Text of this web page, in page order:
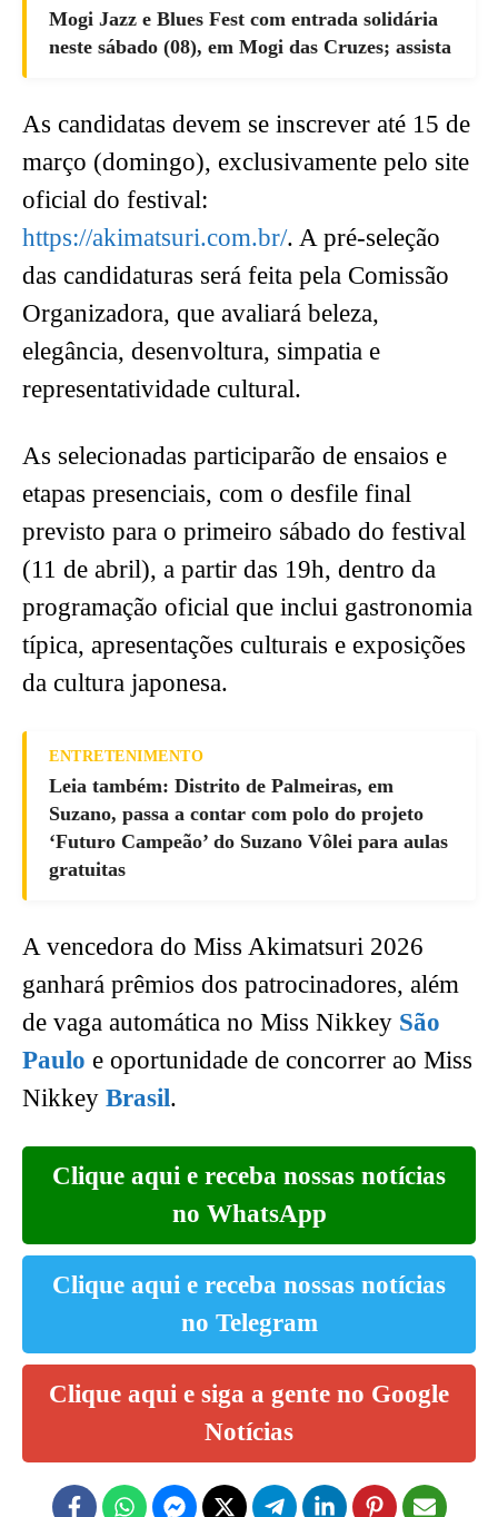
Mogi Jazz e Blues Fest com entrada solidária
neste sábado (08), em Mogi das Cruzes; assista
As candidatas devem se inscrever até 15 de
março (domingo), exclusivamente pelo site
oficial do festival:
https://akimatsuri.com.br/. A pré-seleção
das candidaturas será feita pela Comissão
Organizadora, que avaliará beleza,
elegância, desenvoltura, simpatia e
representatividade cultural.
As selecionadas participarão de ensaios e
etapas presenciais, com o desfile final
previsto para o primeiro sábado do festival
(11 de abril), a partir das 19h, dentro da
programação oficial que inclui gastronomia
típica, apresentações culturais e exposições
da cultura japonesa.
ENTRETENIMENTO
Leia também: Distrito de Palmeiras, em
Suzano, passa a contar com polo do projeto
‘Futuro Campeão’ do Suzano Vôlei para aulas
gratuitas
A vencedora do Miss Akimatsuri 2026
ganhará prêmios dos patrocinadores, além
de vaga automática no Miss Nikkey São
Paulo e oportunidade de concorrer ao Miss
Nikkey Brasil.
Clique aqui e receba nossas notícias
no WhatsApp
Clique aqui e receba nossas notícias
no Telegram
Clique aqui e siga a gente no Google
Notícias